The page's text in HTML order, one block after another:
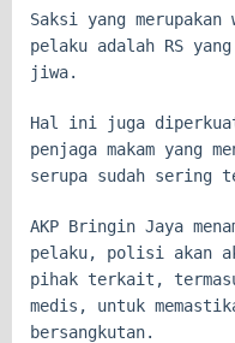
Saksi yang merupakan
pelaku adalah RS
jiwa.
Hal ini juga
penjaga makam yang
serupa sudah sering
AKP Bringin Jaya
pelaku, polisi akan
pihak terkait,
medis, untuk
bersangkutan.